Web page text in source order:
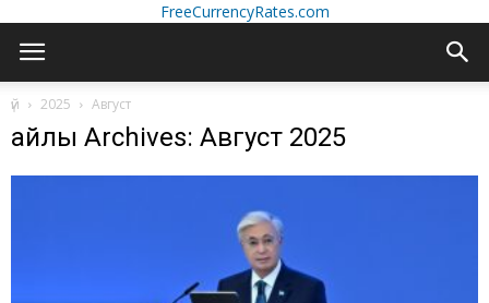
FreeCurrencyRates.com
үй 2025 Август
айлық Archives: Август 2025